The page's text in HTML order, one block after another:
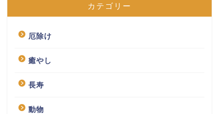
カテゴリー
厄除け
癒やし
長寿
動物